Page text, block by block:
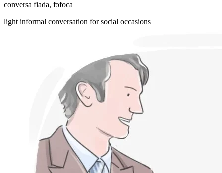
conversa fiada, fofoca
light informal conversation for social occasions